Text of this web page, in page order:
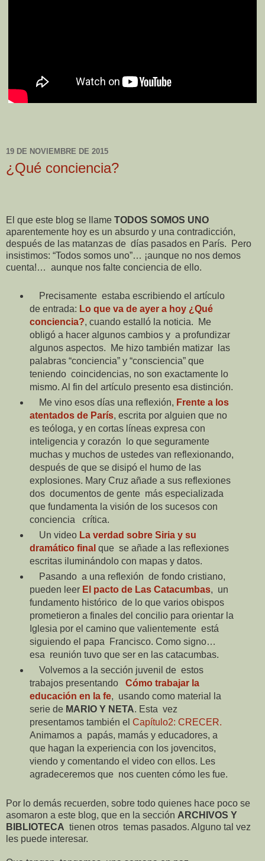
19 DE NOVIEMBRE DE 2015
¿Qué conciencia?
El que este blog se llame TODOS SOMOS UNO
aparentemente hoy es un absurdo y una contradicción,
después de las matanzas de días pasados en París.
Pero
insistimos: “Todos somos uno”… ¡aunque no nos demos
cuenta!… aunque nos falte conciencia de ello.
Precisamente estaba escribiendo el artículo
de entrada: Lo que va de ayer a hoy ¿Qué
conciencia?, cuando estalló la noticia.
Me
obligó a hacer algunos cambios y a profundizar
algunos aspectos.
Me hizo también matizar
las
palabras “conciencia” y “consciencia” que
teniendo coincidencias, no son exactamente lo
mismo. Al fin del artículo presento esa distinción.
Me vino esos días una reflexión, Frente a los
atentados de París, escrita por alguien que no
es teóloga, y en cortas líneas expresa con
inteligencia y corazón
lo que seguramente
muchas y muchos de ustedes van reflexionando,
después de que se disipó el humo de las
explosiones. Mary Cruz añade a sus reflexiones
dos documentos de gente más especializada
que fundamenta la visión de los sucesos con
conciencia
crítica.
Un video La verdad sobre Siria y su
dramático final que se añade a las reflexiones
escritas iluminándolo con mapas y datos.
Pasando a una reflexión de fondo cristiano,
pueden leer El pacto de Las Catacumbas, un
fundamento histórico de lo que varios obispos
prometieron a finales del concilio para orientar la
Iglesia por el camino que valientemente está
siguiendo el papa
Francisco. Como signo…
esa reunión tuvo que ser en las catacumbas.
Volvemos a la sección juvenil de estos
trabajos presentando
Cómo trabajar la
educación en la fe, usando como material la
serie de MARIO Y NETA. Esta vez
presentamos también el Capítulo2: CRECER.
Animamos a papás, mamás y educadores, a
que hagan la experiencia con los jovencitos,
viendo y comentando el video con ellos. Les
agradeceremos que nos cuenten cómo les fue.
Por lo demás recuerden, sobre todo quienes hace poco se
asomaron a este blog, que en la sección ARCHIVOS Y
BIBLIOTECA tienen otros temas pasados. Alguno tal vez
les puede interesar.